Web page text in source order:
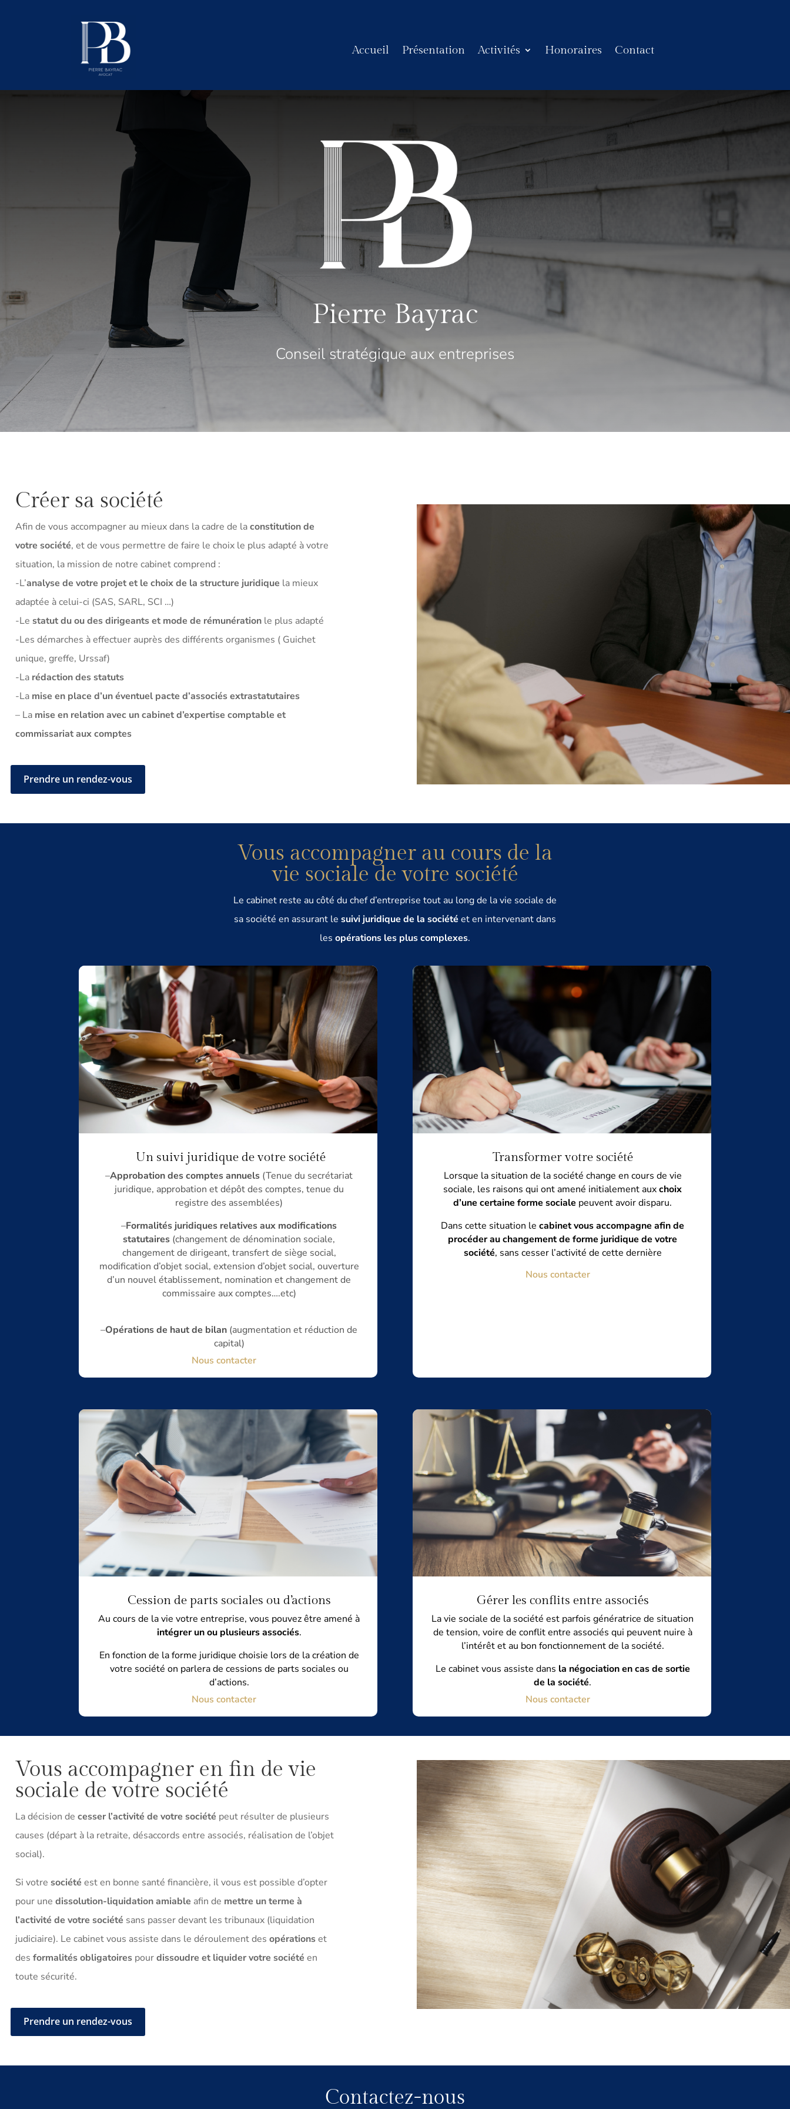
Accueil Présentation Activités Honoraires Contact
Pierre Bayrac
Conseil stratégique aux entreprises
Créer sa société
Afin de vous accompagner au mieux dans la cadre de laconstitution de
votre société, et de vous permettre de faire le choix le plus adapté à votre
situation, la mission de notre cabinet comprend :
-L’analyse de votre projet et le choix de la structure juridique la mieux
adaptée à celui-ci (SAS, SARL, SCI …)
-Le statut du ou des dirigeants et mode de rémunération le plus adapté
-Les démarches à effectuer auprès des différents organismes ( Guichet
unique, greffe, Urssaf)
-La rédaction des statuts
-La mise en place d’un éventuel pacte d’associés extrastatutaires
– La mise en relation avec un cabinet d’expertise comptable et
commissariat aux comptes
Prendre un rendez-vous
Vous accompagner au cours de la
vie sociale de votre société
Le cabinet reste au côté du chef d’entreprise tout au long de la vie sociale de
sa société en assurant le suivi juridique de la société et en intervenant dans
les opérations les plus complexes.
Un suivi juridique de votre société
–Approbation des comptes annuels (Tenue du secrétariat
juridique, approbation et dépôtdes comptes, tenue du
registre des assemblées)
–Formalités juridiques relatives aux modifications
statutaires (changement de dénomination sociale,
changement de dirigeant, transfert de siège social,
modification d’objet social, extension d’objet social, ouverture
d’un nouvel établissement, nomination et changementde
commissaire aux comptes….etc)
–Opérations de haut de bilan (augmentation et réduction de
capital)
Nous contacter
Transformer votre société
Lorsque la situation de la société change en cours de vie
sociale, les raisons qui ont amené initialement auxchoix
d’une certaine forme sociale peuvent avoir disparu.
Dans cette situation lecabinet vous accompagne afin de
procéder au changement de forme juridique de votre
société, sans cesser l’activité de cette dernière
Nous contacter
Cession de parts sociales ou d’actions
Au cours de la vie votre entreprise, vous pouvez être amené à
intégrer un ou plusieurs associés.
En fonction de la forme juridique choisie lors de la création de
votre société on parlera de cessions de parts sociales ou
d’actions.
Nous contacter
Gérer les conflits entre associés
La vie sociale de la société est parfois génératrice de situation
de tension, voire de conflit entre associés qui peuvent nuire à
l’intérêt et au bon fonctionnement de la société.
Le cabinet vous assiste dans la négociation en cas de sortie
de la société.
Nous contacter
Vous accompagner en fin de vie
sociale de votre société
La décision de cesser l’activité de votre société peut résulter de plusieurs
causes (départ à la retraite, désaccords entre associés, réalisation de l’objet
social).
Si votre société est en bonne santé financière, il vous est possible d’opter
pour une dissolution-liquidation amiable afin de mettre un terme à
l’activité de votre société sans passer devant les tribunaux (liquidation
judiciaire). Le cabinet vous assiste dans le déroulement des opérationset
des formalités obligatoires pourdissoudre et liquider votre société en
toute sécurité.
Prendre un rendez-vous
Contactez-nous